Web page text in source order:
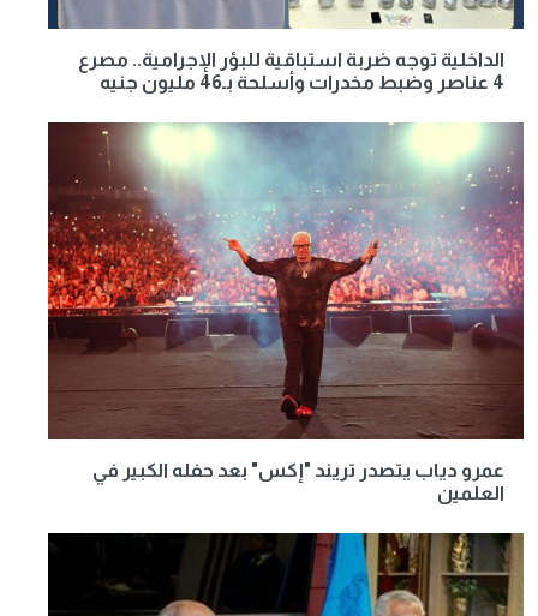
الداخلية توجه ضربة استباقية للبؤر الإجرامية.. مصرع
4 عناصر وضبط مخدرات وأسلحة بـ46 مليون جنيه
عمرو دياب يتصدر تريند "إكس" بعد حفله الكبير في
العلمين